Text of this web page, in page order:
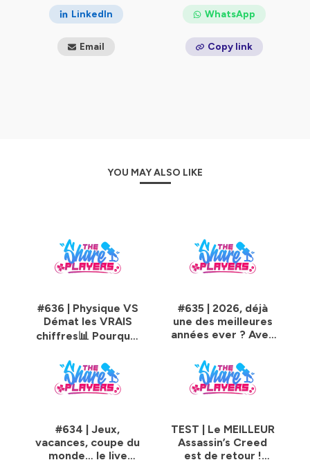
LinkedIn WhatsApp
Email Copy link
YOU MAY ALSO LIKE
#636 | Physique VS
Démat les VRAIS
chiffres📊 Pourquoi
abandonne les
disques ?
#635 | 2026, déjà
une des meilleures
années ever ? Avec
#634 | Jeux,
vacances, coupe du
monde… le live
TEST | Le MEILLEUR
Assassin’s Creed
est de retour !